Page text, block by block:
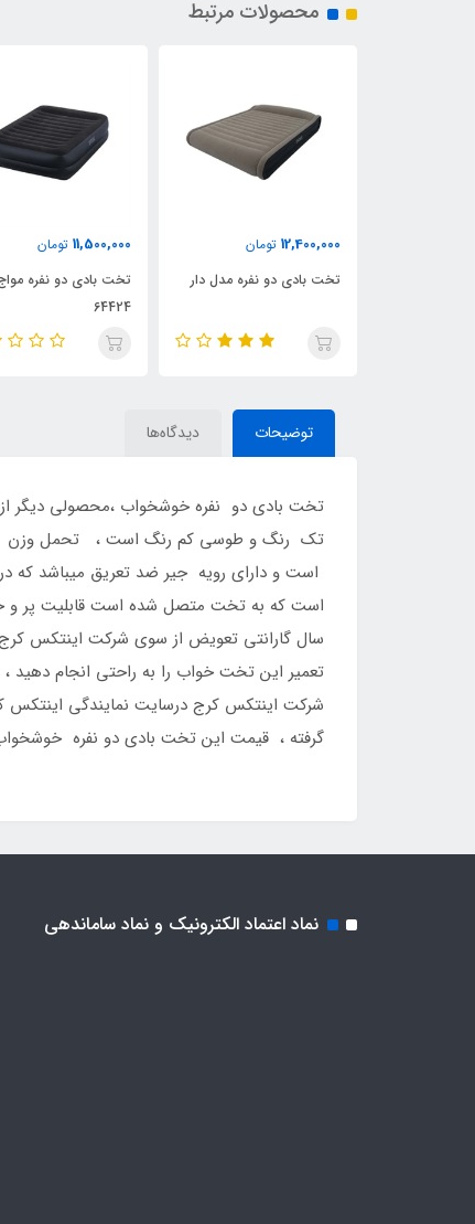
محصولات مرتبط
11,500,000 تومان
تخت بادی دو نفره مواج کد
9,600,000 تومان
تخت بادی یک نفره
64422
توضیحات دیدگاه‌ها
تخت بادی دو نفره خوشخواب ،محصولی دیگر
است و دارای رویه جیر ضد تعریق میباشد که
سال گارانتی تعویض از سوی شرکت اینتکس
تعمیر این تخت خواب را به راحتی انجام
گرفته ، قیمت این تخت بادی دو نفره خوشخواب
نماد اعتماد الکترونیک و نماد ساماندهی